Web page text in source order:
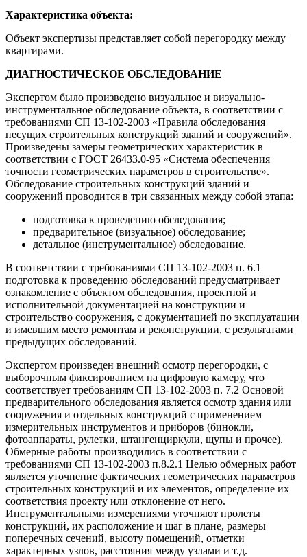
Характеристика объекта:
Объект экспертизы представляет собой перегородку между
квартирами.
ДИАГНОСТИЧЕСКОЕ ОБСЛЕДОВАНИЕ
Экспертом было произведено визуальное и визуально-
инструментальное обследование объекта, в соответствии с
требованиями СП 13-102-2003 «Правила обследования
несущих строительных конструкций зданий и сооружений».
Произведены замеры геометрических характеристик в
соответствии с ГОСТ 26433.0-95 «Система обеспечения
точности геометрических параметров в строительстве».
Обследование строительных конструкций зданий и
сооружений проводится в три связанных между собой этапа:
подготовка к проведению обследования;
предварительное (визуальное) обследование;
детальное (инструментальное) обследование.
В соответствии с требованиями СП 13-102-2003 п. 6.1
подготовка к проведению обследований предусматривает
ознакомление с объектом обследования, проектной и
исполнительной документацией на конструкции и
строительство сооружения, с документацией по эксплуатации
и имевшим место ремонтам и реконструкции, с результатами
предыдущих обследований.
Экспертом произведен внешний осмотр перегородки, с
выборочным фиксированием на цифровую камеру, что
соответствует требованиям СП 13-102-2003 п. 7.2 Основой
предварительного обследования является осмотр здания или
сооружения и отдельных конструкций с применением
измерительных инструментов и приборов (бинокли,
фотоаппараты, рулетки, штангенциркули, щупы и прочее).
Обмерные работы производились в соответствии с
требованиями СП 13-102-2003 п.8.2.1 Целью обмерных работ
является уточнение фактических геометрических параметров
строительных конструкций и их элементов, определение их
соответствия проекту или отклонение от него.
Инструментальными измерениями уточняют пролеты
конструкций, их расположение и шаг в плане, размеры
поперечных сечений, высоту помещений, отметки
характерных узлов, расстояния между узлами и т.д.